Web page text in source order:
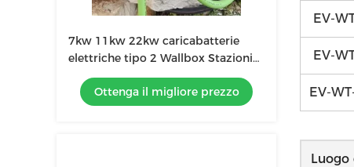
7kw 11kw 22kw caricabatterie
elettriche tipo 2 Wallbox Stazioni
di ricarica veloci per veicoli elettrici
Ottenga il migliore prezzo
EV-
EV-
EV-